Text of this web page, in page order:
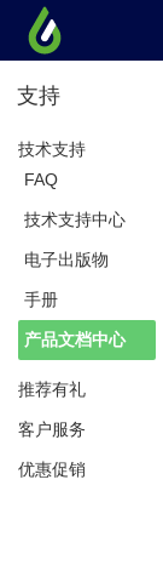
支持
技术支持
FAQ
技术支持中心
电子出版物
手册
产品文档中心
推荐有礼
客户服务
优惠促销